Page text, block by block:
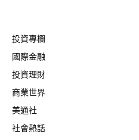
投資專欄
國際金融
投資理財
商業世界
美通社
社會熱話